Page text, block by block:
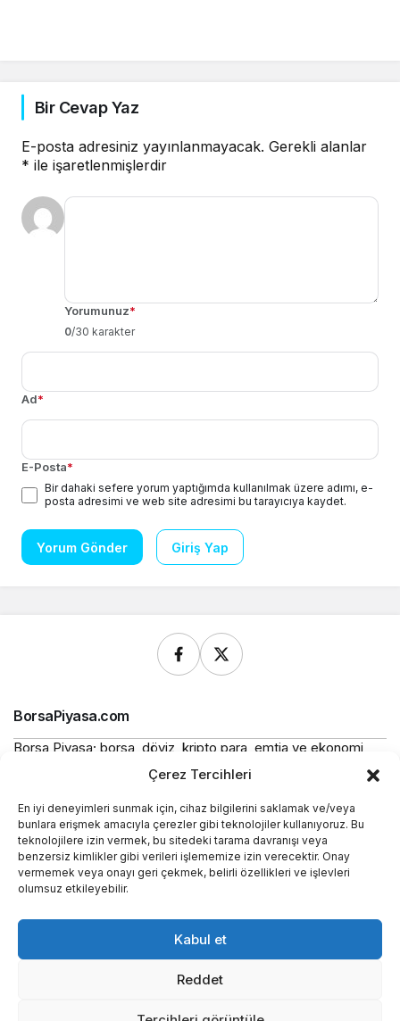
Çerez Tercihleri
En iyi deneyimleri sunmak için, cihaz bilgilerini saklamak ve/veya
bunlara erişmek amacıyla çerezler gibi teknolojiler kullanıyoruz. Bu
teknolojilere izin vermek, bu sitedeki tarama davranışı veya
benzersiz kimlikler gibi verileri işlememize izin verecektir. Onay
vermemek veya onayı geri çekmek, belirli özellikleri ve işlevleri
olumsuz etkileyebilir.
Kabul et
Reddet
Bir Cevap Yaz
E-posta adresiniz yayınlanmayacak. Gerekli alanlar
* ile işaretlenmişlerdir
Yorumunuz*
0/30 karakter
Ad*
E-Posta*
Bir dahaki sefere yorum yaptığımda kullanılmak üzere adımı, e-
posta adresimi ve web site adresimi bu tarayıcıya kaydet.
Yorum Gönder Giriş Yap
BorsaPiyasa.com
Borsa Piyasa; borsa, döviz, kripto para, emtia ve ekonomi
alanlarında güncel haberler, piyasa verileri ve bilgilendirici
içerikler sunan bağımsız bir dijital yayın platformudur.
Bu sitede yer alan içerikler bilgilendirme amaçlıdır ve
yatırım tavsiyesi niteliği taşımaz.
Yasal
Kurumsal